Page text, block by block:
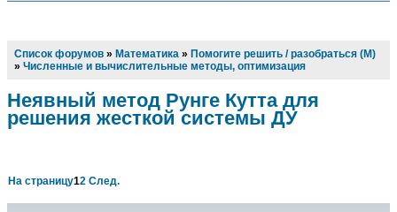
Список форумов » Математика » Помогите решить / разобраться (М)
» Численные и вычислительные методы, оптимизация
Неявный метод Рунге Кутта для
решения жесткой системы ДУ
На страницу12 След.